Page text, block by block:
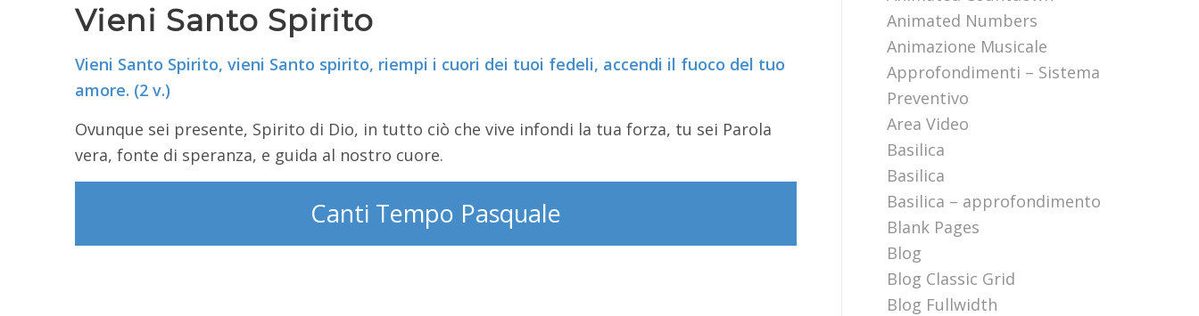
Vieni Santo Spirito
Vieni Santo Spirito, vieni Santo spirito, riempi i cuori dei tuoi fedeli, accendi il fuoco del tuo
amore. (2 v.)
Ovunque sei presente, Spirito di Dio, in tutto ciò che vive infondi la tua forza, tu sei Parola
vera, fonte di speranza, e guida al nostro cuore.
Canti Tempo Pasquale
Animated Numbers
Animazione Musicale
Approfondimenti – Sistema
Preventivo
Area Video
Basilica
Basilica
Basilica – approfondimento
Blank Pages
Blog
Blog Classic Grid
Blog Fullwidth